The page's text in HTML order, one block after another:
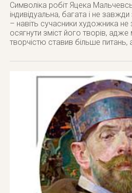
Символіка робіт Яцека
індивідуальна, багата і не
– навіть сучасники художника
осягнути зміст його творів,
творчістю ставив більше питань,